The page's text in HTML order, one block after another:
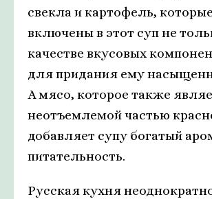
свекла и картофель, которые
включены в этот суп не
качестве вкусовых
для придания ему
А мясо, которое также
неотъемлемой частью
добавляет супу богатый
питательность.
Русская кухня